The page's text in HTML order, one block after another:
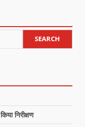
SEARCH
निरीक्षण